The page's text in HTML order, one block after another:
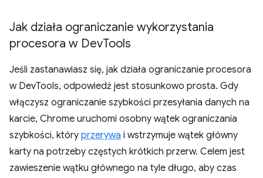
Jak działa ograniczanie wykorzystania
procesora w DevTools
Jeśli zastanawiasz się, jak działa ograniczanie procesora
w DevTools, odpowiedź jest stosunkowo prosta. Gdy
włączysz ograniczanie szybkości przesyłania danych na
karcie, Chrome uruchomi osobny wątek ograniczania
szybkości, który przerywa i wstrzymuje wątek główny
karty na potrzeby częstych krótkich przerw. Celem jest
zawieszenie wątku głównego na tyle długo, aby czas